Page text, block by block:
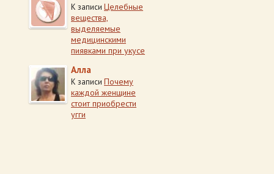
К записи Целебные
вещества,
выделяемые
медицинскими
пиявками при укусе
Алла
К записи Почему
каждой женщине
стоит приобрести
угги